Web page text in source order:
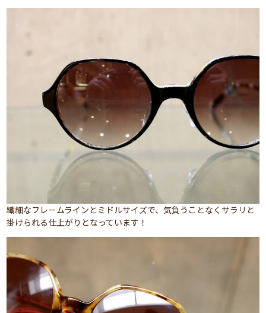
繊細なフレームラインとミドルサイズで、気負うことなくサラリと
掛けられる仕上がりとなっています！